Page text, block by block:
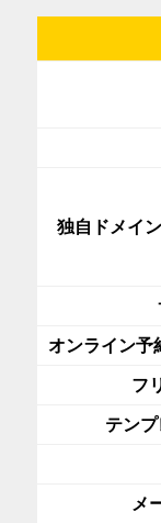
独自ドメイン
オンライン予
フ
テン
メ